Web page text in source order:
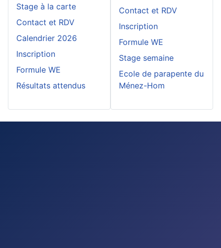
Stage à la carte
Contact et RDV
Calendrier 2026
Inscription
Formule WE
Résultats attendus
Contact et RDV
Inscription
Formule WE
Stage semaine
Ecole de parapente du
Ménez-Hom